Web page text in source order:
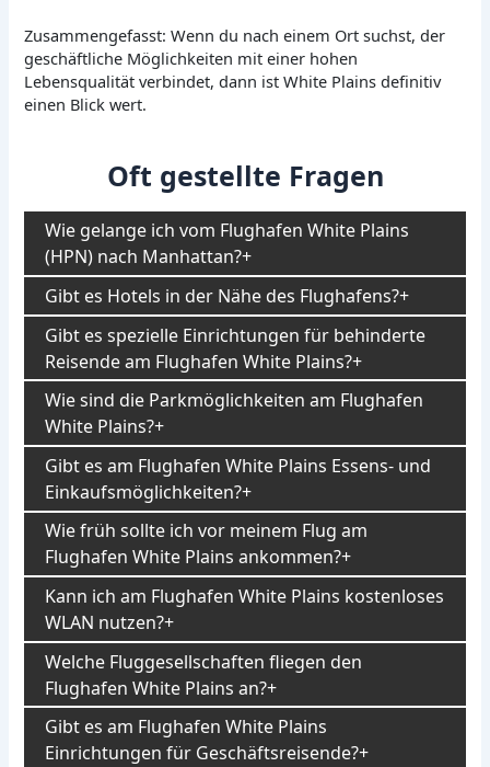
Zusammengefasst: Wenn du nach einem Ort suchst, der
geschäftliche Möglichkeiten mit einer hohen
Lebensqualität verbindet, dann ist White Plains definitiv
einen Blick wert.
Oft gestellte Fragen
Wie gelange ich vom Flughafen White Plains
(HPN) nach Manhattan?
Gibt es Hotels in der Nähe des Flughafens?
Gibt es spezielle Einrichtungen für behinderte
Reisende am Flughafen White Plains?
Wie sind die Parkmöglichkeiten am Flughafen
White Plains?
Gibt es am Flughafen White Plains Essens- und
Einkaufsmöglichkeiten?
Wie früh sollte ich vor meinem Flug am
Flughafen White Plains ankommen?
Kann ich am Flughafen White Plains kostenloses
WLAN nutzen?
Welche Fluggesellschaften fliegen den
Flughafen White Plains an?
Gibt es am Flughafen White Plains
Einrichtungen für Geschäftsreisende?